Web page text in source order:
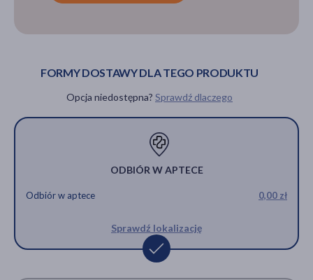
FORMY DOSTAWY DLA TEGO PRODUKTU
Opcja niedostępna? Sprawdź dlaczego
ODBIÓR W APTECE
Odbiór w aptece 0,00 zł
Sprawdź lokalizację